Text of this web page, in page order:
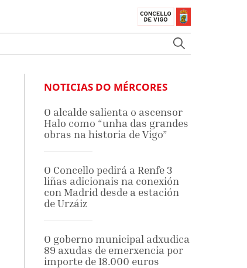
NOTICIAS DO MÉRCORES
O alcalde salienta o ascensor
Halo como “unha das grandes
obras na historia de Vigo”
O Concello pedirá a Renfe 3
liñas adicionais na conexión
con Madrid desde a estación
de Urzáiz
O goberno municipal adxudica
89 axudas de emerxencia por
importe de 18.000 euros